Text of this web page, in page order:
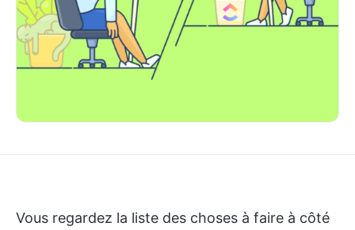
Vous regardez la liste des choses à faire à côté